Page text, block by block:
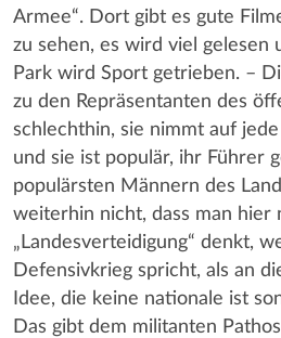
Armee“. Dort gibt es gute
zu sehen, es wird viel gelesen
Park wird Sport getrieben. –
zu den Repräsentanten des
schlechthin, sie nimmt auf
und sie ist populär, ihr Führer
populärsten Männern des
weiterhin nicht, dass man hier
„Landesverteidigung“ denkt,
Defensivkrieg spricht, als an
Idee, die keine nationale ist
Das gibt dem militanten